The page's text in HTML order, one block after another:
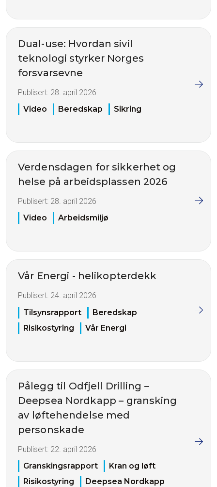
Dual-use: Hvordan sivil
teknologi styrker Norges
forsvarsevne
Publisert: 28. april 2026
Video
Beredskap Sikring
Verdensdagen for sikkerhet og
helse på arbeidsplassen 2026
Publisert: 28. april 2026
Video
Arbeidsmiljø
Vår Energi - helikopterdekk
Publisert: 24. april 2026
Tilsynsrapport
Beredskap
Risikostyring
Vår Energi
Pålegg til Odfjell Drilling –
Deepsea Nordkapp – gransking
av løftehendelse med
personskade
Publisert: 22. april 2026
Granskingsrapport
Kran og løft
Risikostyring
Deepsea Nordkapp